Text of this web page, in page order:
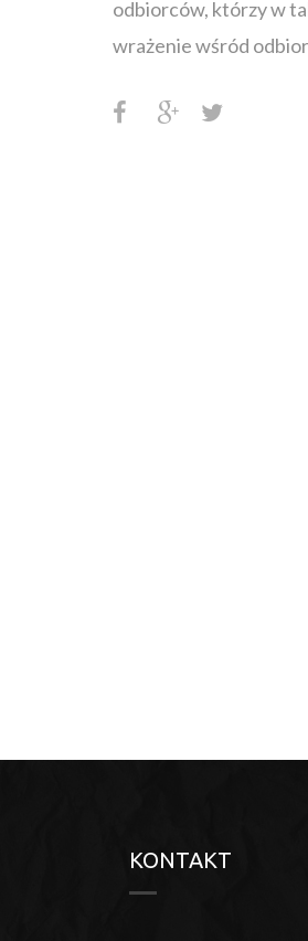
odbiorców, którzy w
wrażenie wśród
KONTAKT